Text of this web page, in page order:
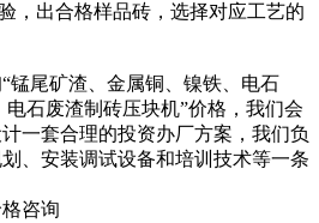
，出合格样品砖，选择对应工艺的
锰尾矿渣、金属铜、镍铁、电石
石废渣制砖压块机”价格，我们会
一套合理的投资办厂方案，我们负
、安装调试设备和培训技术等一条
咨询